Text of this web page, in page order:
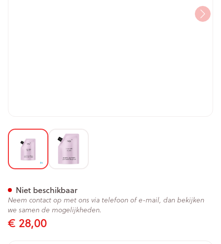
View larger imageView larger image
€ 28,00
Niet beschikbaar
Neem contact op met ons via telefoon of e-mail, dan bekijken
we samen de mogelijkheden.